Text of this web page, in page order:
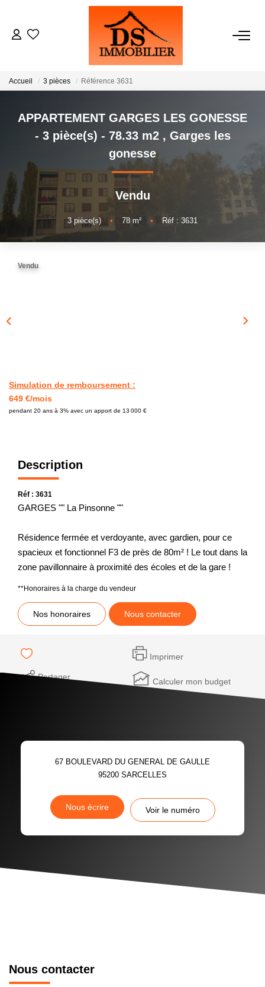
ACHATS
ESTIMATION
GESTION
NOTRE AGENCE
Accueil 3 pièces Référence 3631
APPARTEMENT GARGES LES GONESSE
- 3 pièce(s) - 78.33 m2 , Garges les
gonesse
Vendu
3pièce(s) • 78 m² • Réf : 3631
Vendu
Simulation de remboursement :
649 €/mois
pendant 20 ans à 3% avec un apport de 13 000 €
Description
Réf : 3631
GARGES "" La Pinsonne ""
Résidence fermée et verdoyante, avec gardien, pour ce
spacieux et fonctionnel F3 de près de 80m² ! Le tout dans la
zone pavillonnaire à proximité des écoles et de la gare !
**Honoraires à la charge du vendeur
Nos honoraires Nous contacter
Imprimer
Partager Calculer mon budget
67 BOULEVARD DU GENERAL DE GAULLE
95200 SARCELLES
Nous écrire Voir le numéro
Nous contacter